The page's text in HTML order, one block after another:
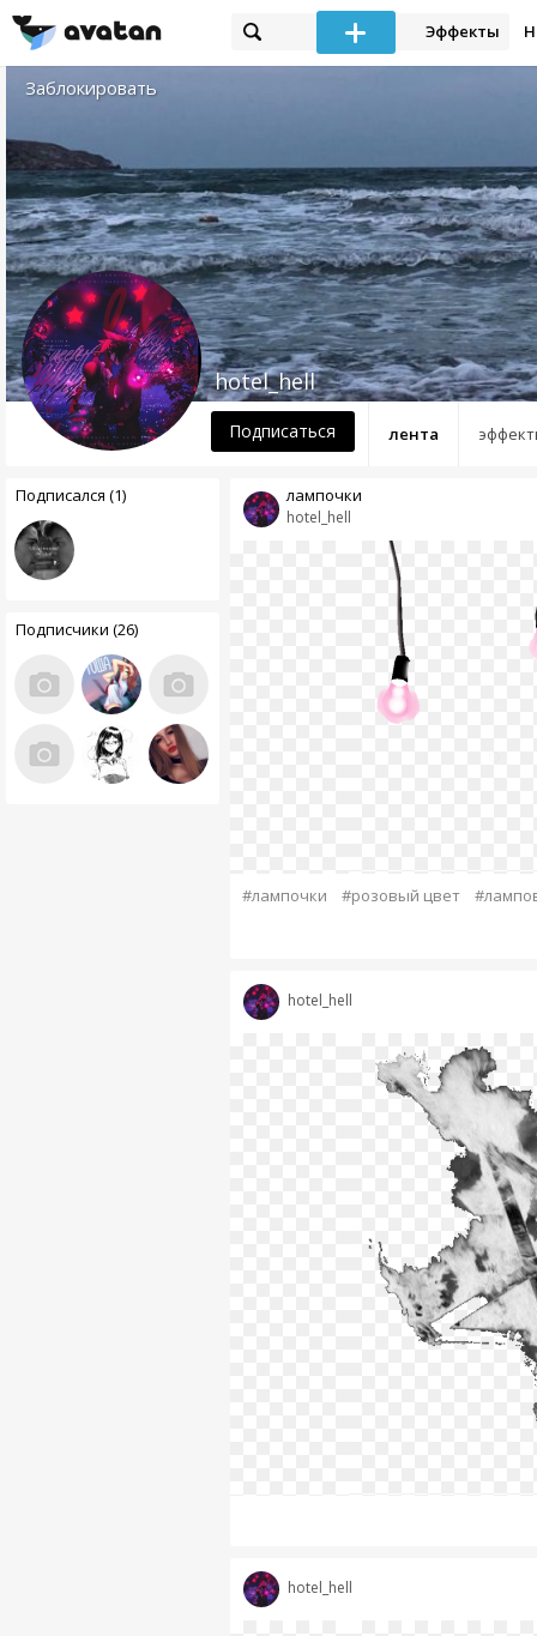
Эффекты
Заблокировать
лента
hotel_hell
Подписаться
Подписался (1)
Подписчики (26)
hotel_hell
лампочки
#лампочки #розовый цвет
hotel_hell
hotel_hell